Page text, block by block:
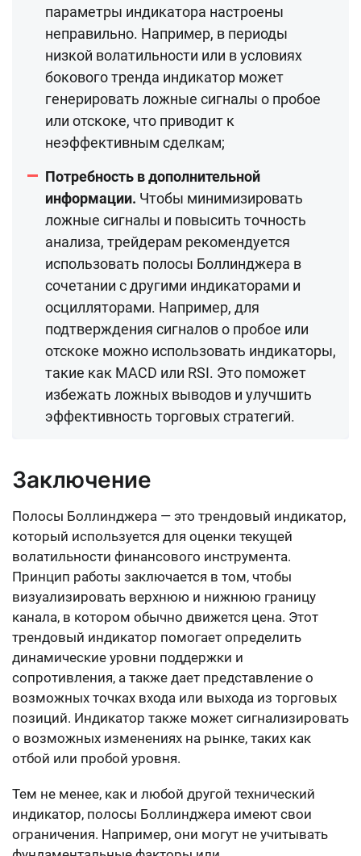
параметры индикатора настроены
неправильно. Например, в периоды
низкой волатильности или в условиях
бокового тренда индикатор может
генерировать ложные сигналы о пробое
или отскоке, что приводит к
неэффективным сделкам;
Потребность в дополнительной
информации. Чтобы минимизировать
ложные сигналы и повысить точность
анализа, трейдерам рекомендуется
использовать полосы Боллинджера в
сочетании с другими индикаторами и
осцилляторами. Например, для
подтверждения сигналов о пробое или
отскоке можно использовать индикаторы,
такие как MACD или RSI. Это поможет
избежать ложных выводов и улучшить
эффективность торговых стратегий.
Заключение
Полосы Боллинджера — это трендовый индикатор,
который используется для оценки текущей
волатильности финансового инструмента.
Принцип работы заключается в том, чтобы
визуализировать верхнюю и нижнюю границу
канала, в котором обычно движется цена. Этот
трендовый индикатор помогает определить
динамические уровни поддержки и
сопротивления, а также дает представление о
возможных точках входа или выхода из торговых
позиций. Индикатор также может сигнализировать
о возможных изменениях на рынке, таких как
отбой или пробой уровня.
Тем не менее, как и любой другой технический
индикатор, полосы Боллинджера имеют свои
ограничения. Например, они могут не учитывать